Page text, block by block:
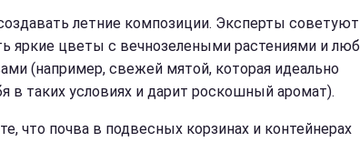
летние композиции. Эксперты советуют
яркие цветы с вечнозелеными растениями и
(например, свежей мятой, которая идеально
в таких условиях и дарит роскошный аромат).
что почва в подвесных корзинах и контейнерах